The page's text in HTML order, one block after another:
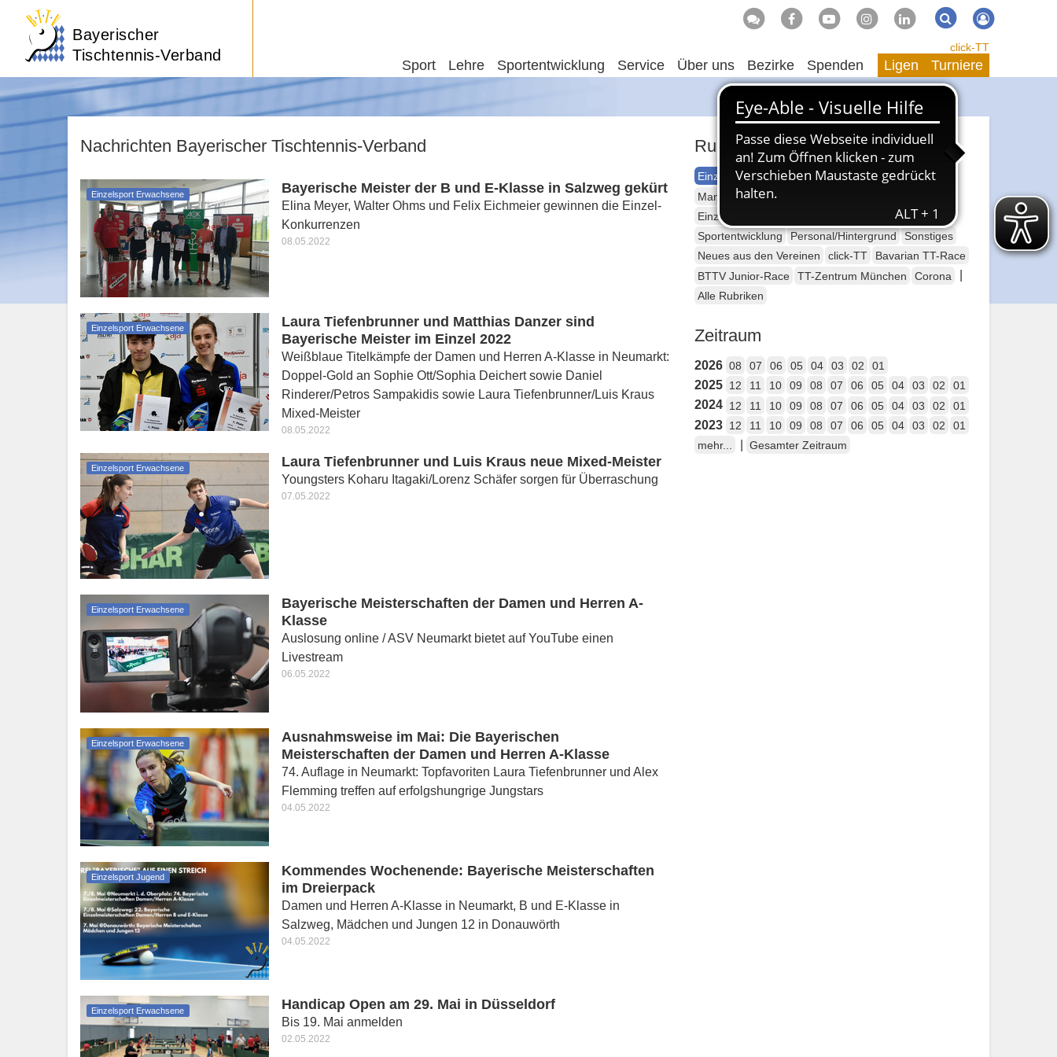
Bayerischer
Tischtennis-Verband
Suche Suchen
Sport Lehre Sportentwicklung Service Über uns Bezirke Spenden
click-TT
Ligen Turniere
Nachrichten Bayerischer Tischtennis-Verband
Einzelsport Erwachsene Bayerische Meister der B und E-Klasse in Salzweg gekürt
Elina Meyer, Walter Ohms und Felix Eichmeier gewinnen die Einzel-
Konkurrenzen
08.05.2022
Einzelsport Erwachsene
Laura Tiefenbrunner und Matthias Danzer sind
Bayerische Meister im Einzel 2022
Weißblaue Titelkämpfe der Damen und Herren A-Klasse in Neumarkt:
Doppel-Gold an Sophie Ott/Sophia Deichert sowie Daniel
Rinderer/Petros Sampakidis sowie Laura Tiefenbrunner/Luis Kraus
Mixed-Meister
08.05.2022
Einzelsport Erwachsene Laura Tiefenbrunner und Luis Kraus neue Mixed-Meister
Youngsters Koharu Itagaki/Lorenz Schäfer sorgen für Überraschung
07.05.2022
Einzelsport Erwachsene
Bayerische Meisterschaften der Damen und Herren A-
Klasse
Auslosung online / ASV Neumarkt bietet auf YouTube einen
Livestream
06.05.2022
Einzelsport Erwachsene
Ausnahmsweise im Mai: Die Bayerischen
Meisterschaften der Damen und Herren A-Klasse
74. Auflage in Neumarkt: Topfavoriten Laura Tiefenbrunner und Alex
Flemming treffen auf erfolgshungrige Jungstars
04.05.2022
Einzelsport Jugend
Kommendes Wochenende: Bayerische Meisterschaften
im Dreierpack
Damen und Herren A-Klasse in Neumarkt, B und E-Klasse in
Salzweg, Mädchen und Jungen 12 in Donauwörth
04.05.2022
Einzelsport Erwachsene Handicap Open am 29. Mai in Düsseldorf
Bis 19. Mai anmelden
02.05.2022
Rubriken
Einzelsport Erwachsene
Mannschaftssport Erwachsene
Einzelsport Jugend
Mannschaftssport Jugend
Sportentwicklung
Personal/Hintergrund
Sonstiges
Neues aus den Vereinen
click-TT
Bavarian TT-Race
BTTV Junior-Race
TT-Zentrum München Corona
Alle Rubriken
Zeitraum
2026 08 07 06 05 04 03 02 01
2025 12 11 10 09 08 07 06 05 04 03 02 01
2024 12 11 10 09 08 07 06 05 04 03 02 01
2023 12 11 10 09 08 07 06 05 04 03 02
01
mehr...
Gesamter Zeitraum